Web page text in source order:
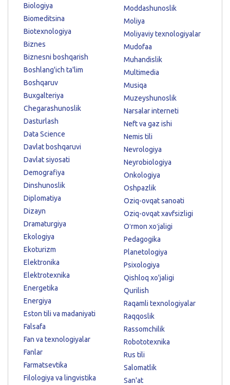
Biologiya
Biomeditsina
Biotexnologiya
Biznes
Biznesni boshqarish
Boshlang'ich ta'lim
Boshqaruv
Buxgalteriya
Chegarashunoslik
Dasturlash
Data Science
Davlat boshqaruvi
Davlat siyosati
Demografiya
Dinshunoslik
Diplomatiya
Dizayn
Dramaturgiya
Ekologiya
Ekoturizm
Elektronika
Elektrotexnika
Energetika
Energiya
Eston tili va madaniyati
Falsafa
Fan va texnologiyalar
Fanlar
Farmatsevtika
Filologiya va lingvistika
Moddashunoslik
Moliya
Moliyaviy texnologiyalar
Mudofaa
Muhandislik
Multimedia
Musiqa
Muzeyshunoslik
Narsalar interneti
Neft va gaz ishi
Nemis tili
Nevrologiya
Neyrobiologiya
Onkologiya
Oshpazlik
Oziq-ovqat sanoati
Oziq-ovqat xavfsizligi
Oʻrmon xoʻjaligi
Pedagogika
Planetologiya
Psixologiya
Qishloq xo'jaligi
Qurilish
Raqamli texnologiyalar
Raqqoslik
Rassomchilik
Robototexnika
Rus tili
Salomatlik
San'at